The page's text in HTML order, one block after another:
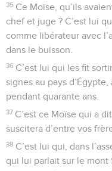
35 Ce Moïse, qu’ils
chef et juge ? C’est lui
comme libérateur avec
dans le buisson.
36 C’est lui qui les fit
signes au pays
pendant quarante ans.
37 C’est ce Moïse qui a
suscitera d’entre vos
38 C’est lui qui, dans
qui lui parlait sur le mont